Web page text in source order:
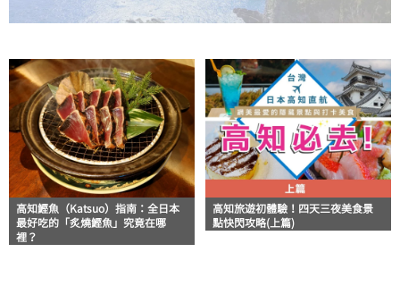
高知鰹魚（Katsuo）指南：全日本
最好吃的「炙燒鰹魚」究竟在哪
裡？
高知旅遊初體驗！四天三夜美食景
點快閃攻略(上篇)